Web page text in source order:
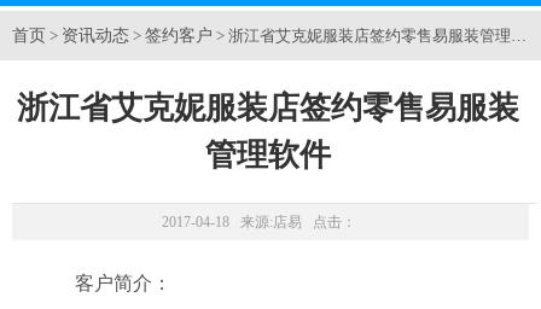
首页 > 资讯动态 > 签约客户 > 浙江省艾克妮服装店签约零售易服装管理软件
浙江省艾克妮服装店签约零售易服装
管理软件
2017-04-18 来源:店易 点击：
客户简介：